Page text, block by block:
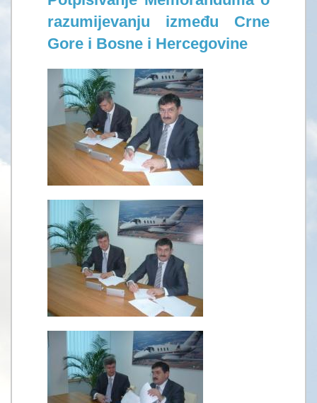
razumijevanju između Crne
Gore i Bosne i Hercegovine